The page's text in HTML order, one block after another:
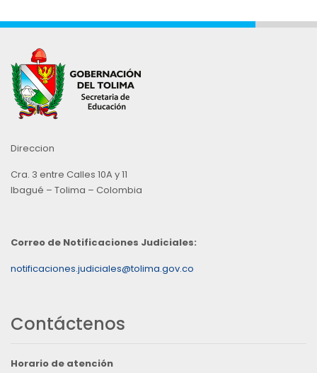
Direccion
Cra. 3 entre Calles 10A y 11
Ibagué – Tolima – Colombia
Correo de Notificaciones Judiciales:
notificaciones.judiciales@tolima.gov.co
Contáctenos
Horario de atención